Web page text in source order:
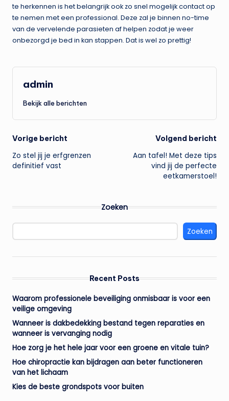
te herkennen is het belangrijk ook zo snel mogelijk contact op
te nemen met een professional. Deze zal je binnen no-time
van de vervelende parasieten af helpen zodat je weer
onbezorgd je bed in kan stappen. Dat is wel zo prettig!
admin
Bekijk alle berichten
Bericht
navigatie
Vorige bericht
Zo stel jij je erfgrenzen
definitief vast
Volgend bericht
Aan tafel! Met deze tips
vind jij de perfecte
eetkamerstoel!
Zoeken
Zoeken
Recent Posts
Waarom professionele beveiliging onmisbaar is voor een
veilige omgeving
Wanneer is dakbedekking bestand tegen reparaties en
wanneer is vervanging nodig
Hoe zorg je het hele jaar voor een groene en vitale tuin?
Hoe chiropractie kan bijdragen aan beter functioneren
van het lichaam
Kies de beste grondspots voor buiten